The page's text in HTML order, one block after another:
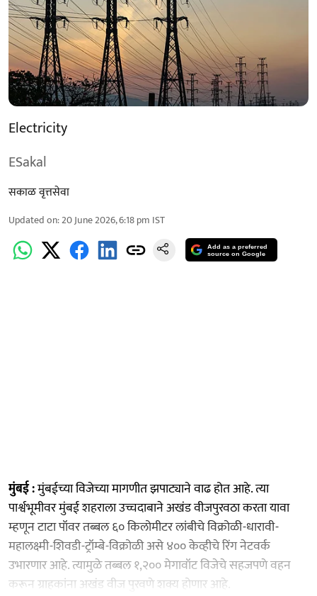
Electricity
ESakal
सकाळ वृत्तसेवा
Updated on:20 June 2026, 6:18 pm IST
Add as a preferred
source on Google
मुंबई :मुंबईच्या विजेच्या मागणीत झपाट्याने वाढ होत आहे. त्या
पार्श्वभूमीवर मुंबई शहराला उच्चदाबाने अखंड वीजपुरवठा करता यावा
म्हणून टाटा पॉवर तब्बल ६० किलोमीटर लांबीचे विक्रोळी-धारावी-
महालक्ष्मी-शिवडी-ट्रॉम्बे-विक्रोळी असे ४०० केव्हीचे रिंग नेटवर्क
उभारणार आहे. त्यामुळे तब्बल १,२०० मेगावॉट विजेचे सहजपणे वहन
करून ग्राहकांना अखंड वीज पुरवणे शक्य होणार आहे.